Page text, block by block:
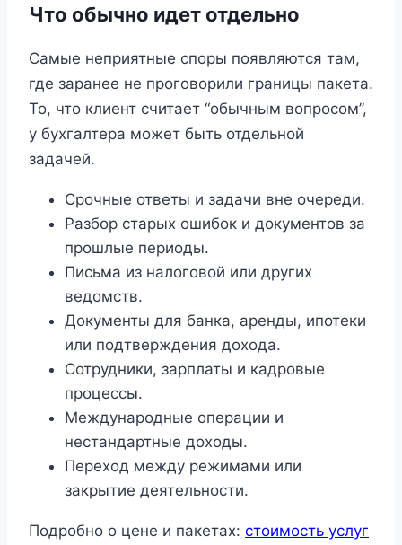
Что обычно идет отдельно
Самые неприятные споры появляются там,
где заранее не проговорили границы пакета.
То, что клиент считает “обычным вопросом”,
у бухгалтера может быть отдельной
задачей.
Срочные ответы и задачи вне очереди.
Разбор старых ошибок и документов за
прошлые периоды.
Письма из налоговой или других
ведомств.
Документы для банка, аренды, ипотеки
или подтверждения дохода.
Сотрудники, зарплаты и кадровые
процессы.
Международные операции и
нестандартные доходы.
Переход между режимами или
закрытие деятельности.
Подробно о цене и пакетах: стоимость услуг